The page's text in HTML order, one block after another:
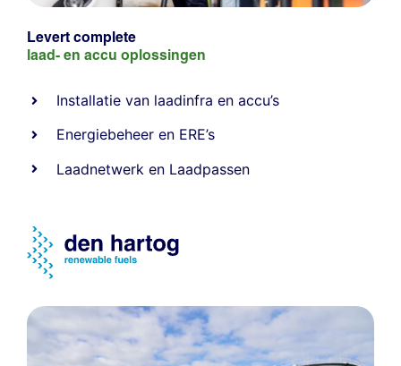
Levert complete
laad- en accu oplossingen
Installatie van laadinfra en accu’s
Energiebeheer en ERE’s
Laadnetwerk en Laadpassen